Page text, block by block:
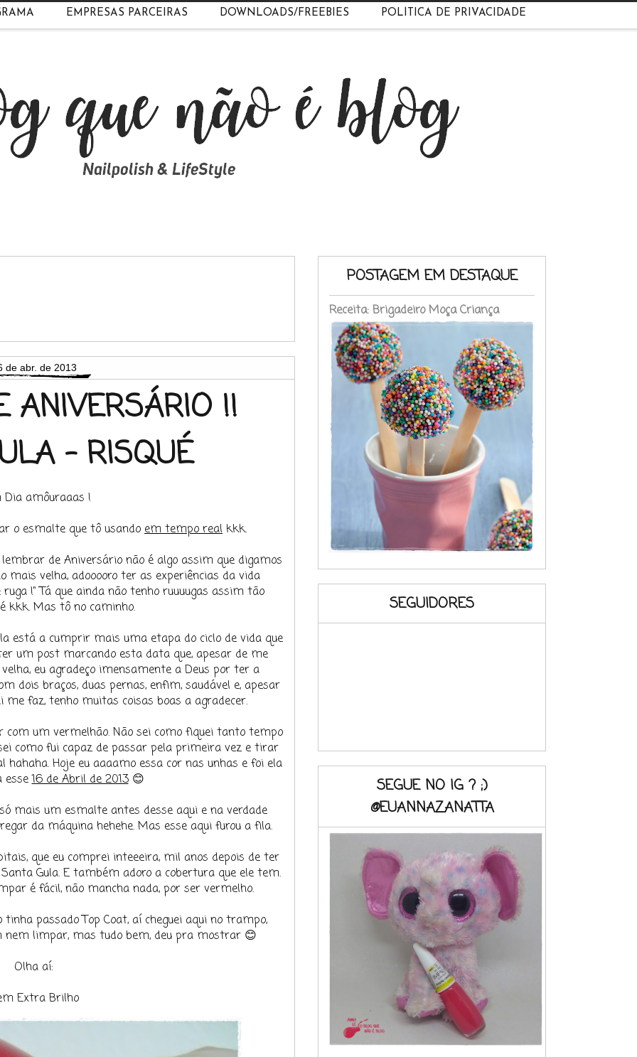
EMPRESAS PARCEIRAS DOWNLOADS/FREEBIES POLÍTICA DE PRIVACIDADE
de abr. de 2013
ANIVERSÁRIO !!
- RISQUÉ
Dia amôuraaas !
o esmalte que tô usando em tempo real kkk.
de Aniversário não é algo assim que digamos
mais velha, adooooro ter as experiências da vida
!" Tá que ainda não tenho ruuuugas assim tão
kkk. Mas tô no caminho.
está a cumprir mais uma etapa do ciclo de vida que
um post marcando esta data que, apesar de me
eu agradeço imensamente a Deus por ter a
dois braços, duas pernas, enfim, saudável e, apesar
faz, tenho muitas coisas boas a agradecer.
um vermelhão. Não sei como fiquei tanto tempo
como fui capaz de passar pela primeira vez e tirar
Hoje eu aaaamo essa cor nas unhas e foi ela
esse16 de Abril de 2013😊
mais um esmalte antes desse aqui e na verdade
da máquina hehehe. Mas esse aqui furou a fila.
que eu comprei inteeeira, mil anos depois de ter
Gula. E também adoro a cobertura que ele tem.
é fácil, não mancha nada, por ser vermelho.
passado Top Coat, aí cheguei aqui no trampo,
limpar, mas tudo bem, deu pra mostrar 😊
Olha aí:
Extra Brilho
POSTAGEM EM DESTAQUE
Receita: Brigadeiro Moça Criança
SEGUIDORES
SEGUE NO IG ? ;)
@EUANNAZANATTA